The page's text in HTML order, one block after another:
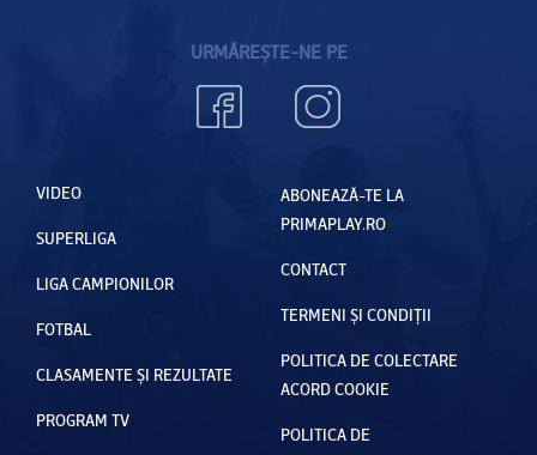
URMĂREȘTE-NE PE
VIDEO
SUPERLIGA
LIGA CAMPIONILOR
FOTBAL
CLASAMENTE ȘI REZULTATE
PROGRAM TV
ABONEAZĂ-TE LA
PRIMAPLAY.RO
CONTACT
TERMENI ȘI CONDIȚII
POLITICA DE COLECTARE
ACORD COOKIE
POLITICA DE